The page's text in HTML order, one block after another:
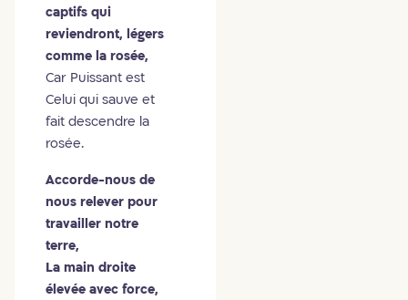
captifs qui
reviendront, légers
comme la rosée,
Car Puissant est
Celui qui sauve et
fait descendre la
rosée.
Accorde-nous de
nous relever pour
travailler notre
terre,
La main droite
élevée avec force,